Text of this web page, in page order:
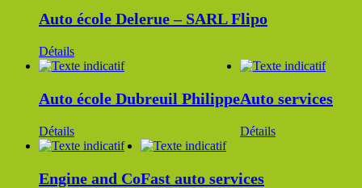
Auto école Delerue – SARL Flipo
Détails
Auto école Dubreuil Philippe
Détails
Auto services
Détails
Engine and CoFast auto services